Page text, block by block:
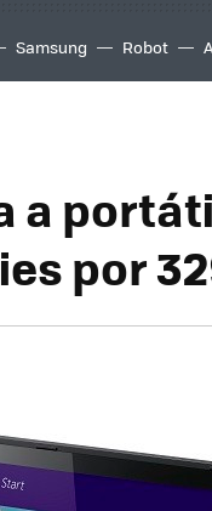
Samsung Robot
a
por